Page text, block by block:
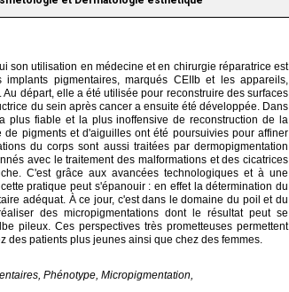
son utilisation en médecine et en chirurgie réparatrice est
pigmentaires, marqués CEIIb et les appareils,
départ, elle a été utilisée pour reconstruire des surfaces
du sein après cancer a ensuite été développée. Dans
plus fiable et la plus inoffensive de reconstruction de la
pigments et d'aiguilles ont été poursuivies pour affiner
du corps sont aussi traitées par dermopigmentation
avec le traitement des malformations et des cicatrices
C'est grâce aux avancées technologiques et à une
pratique peut s'épanouir : en effet la détermination du
adéquat. À ce jour, c'est dans le domaine du poil et du
des micropigmentations dont le résultat peut se
pileux. Ces perspectives très prometteuses permettent
patients plus jeunes ainsi que chez des femmes.
Phénotype, Micropigmentation,